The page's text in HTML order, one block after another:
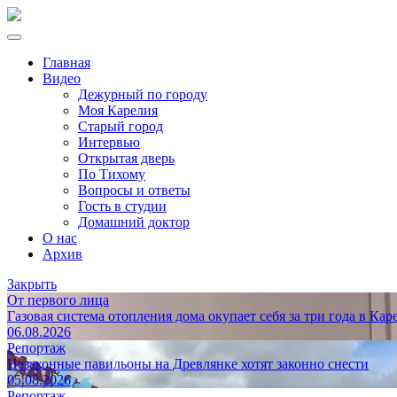
Главная
Видео
Дежурный по городу
Моя Карелия
Старый город
Интервью
Открытая дверь
По Тихому
Вопросы и ответы
Гость в студии
Домашний доктор
О нас
Архив
Закрыть
От первого лица
Газовая система отопления дома окупает себя за три года в
06.08.2026
Репортаж
Незаконные павильоны на Древлянке хотят законно снести
05.08.2026